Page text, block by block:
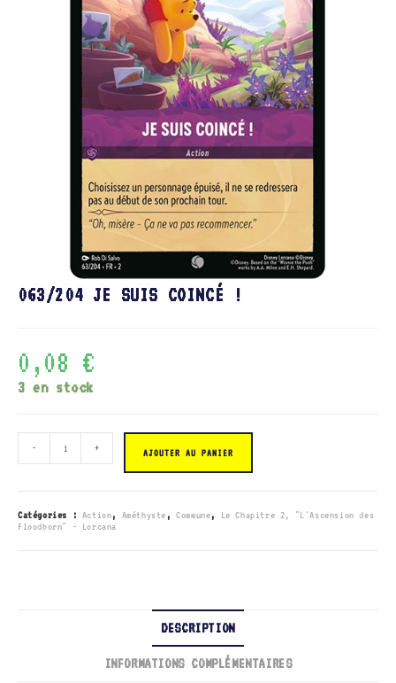
063/204 JE SUIS COINCÉ !
0,08 €
3 en stock
063/204
!
- + AJOUTER AU PANIER
Catégories : Action, Améthyste ,Commune,
Le Chapitre 2, "L'Ascension des
Floodborn" - Lorcana
DESCRIPTION
INFORMATIONS COMPLÉMENTAIRES